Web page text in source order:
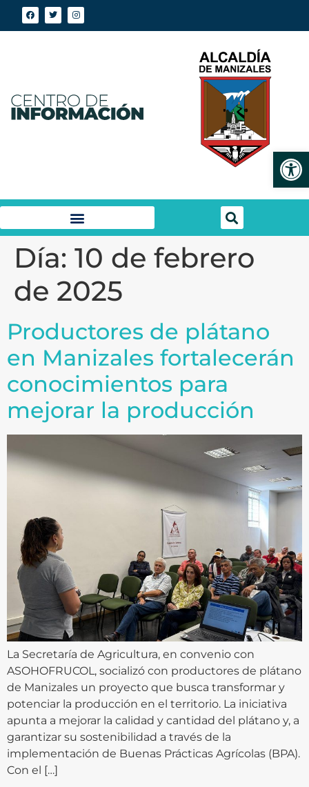
Día: 10 de febrero
de 2025
Productores de plátano
en Manizales fortalecerán
conocimientos para
mejorar la producción
La Secretaría de Agricultura, en convenio con
ASOHOFRUCOL, socializó con productores de plátano
de Manizales un proyecto que busca transformar y
potenciar la producción en el territorio. La iniciativa
apunta a mejorar la calidad y cantidad del plátano y, a
garantizar su sostenibilidad a través de la
implementación de Buenas Prácticas Agrícolas (BPA).
Con el […]